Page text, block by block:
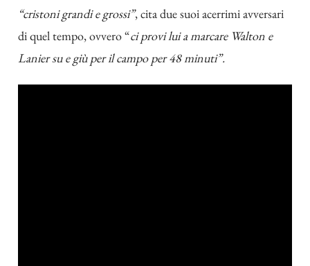
“cristoni grandi e grossi”,cita due suoi acerrimi avversari
di quel tempo, ovvero “ci provi lui a marcare Walton e
Lanier su e giù per il campo per 48 minuti”.